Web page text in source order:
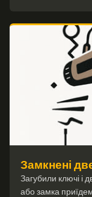
Замкнені
Загубили ключі і
або замка